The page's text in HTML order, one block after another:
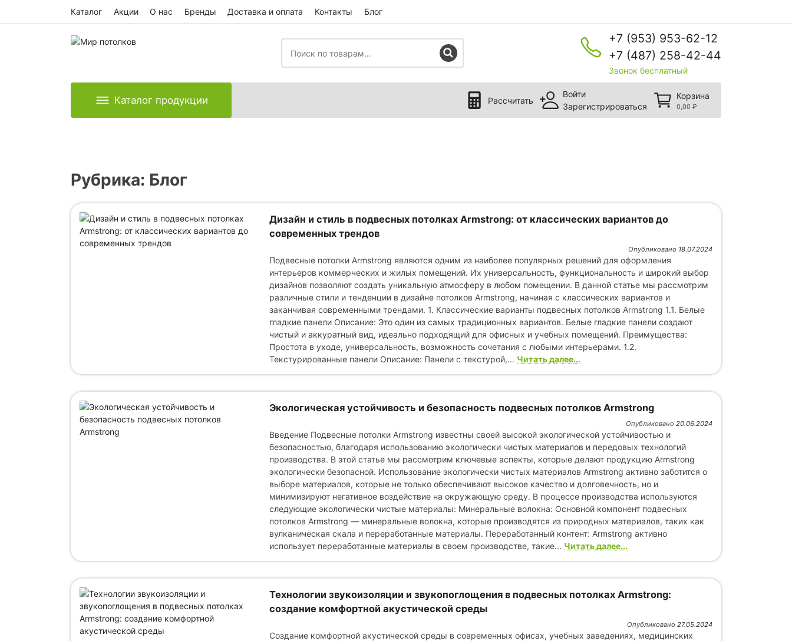
Каталог Акции О нас Бренды Доставка и оплата Контакты Блог
+7 (953) 953-62-12
+7 (487) 258-42-44
Звонок бесплатный
Каталог продукции Рассчитать
Войти
Зарегистрироваться
Корзина
0,00 ₽
Рубрика: Блог
Дизайн и стиль в подвесных потолках Armstrong: от классических вариантов до
современных трендов
Опубликовано 18.07.2024
Подвесные потолки Armstrong являются одним из наиболее популярных решений для оформления
интерьеров коммерческих и жилых помещений. Их универсальность, функциональность и широкий выбор
дизайнов позволяют создать уникальную атмосферу в любом помещении. В данной статье мы рассмотрим
различные стили и тенденции в дизайне потолков Armstrong, начиная с классических вариантов и
заканчивая современными трендами. 1. Классические варианты подвесных потолков Armstrong 1.1. Белые
гладкие панели Описание: Это один из самых традиционных вариантов. Белые гладкие панели создают
чистый и аккуратный вид, идеально подходящий для офисных и учебных помещений. Преимущества:
Простота в уходе, универсальность, возможность сочетания с любыми интерьерами. 1.2.
Текстурированные панели Описание: Панели с текстурой,... Читать далее
Экологическая устойчивость и безопасность подвесных потолков Armstrong
Опубликовано 20.06.2024
Введение Подвесные потолки Armstrong известны своей высокой экологической устойчивостью и
безопасностью, благодаря использованию экологически чистых материалов и передовых технологий
производства. В этой статье мы рассмотрим ключевые аспекты, которые делают продукцию Armstrong
экологически безопасной. Использование экологически чистых материалов Armstrong активно заботится о
выборе материалов, которые не только обеспечивают высокое качество и долговечность, но и
минимизируют негативное воздействие на окружающую среду. В процессе производства используются
следующие экологически чистые материалы: Минеральные волокна: Основной компонент подвесных
потолков Armstrong — минеральные волокна, которые производятся из природных материалов, таких как
вулканическая скала и переработанные материалы. Переработанный контент: Armstrong активно
использует переработанные материалы в своем производстве, такие... Читать далее
Технологии звукоизоляции и звукопоглощения в подвесных потолках Armstrong:
создание комфортной акустической среды
Опубликовано 27.05.2024
Создание комфортной акустической среды в современных офисах, учебных заведениях, медицинских